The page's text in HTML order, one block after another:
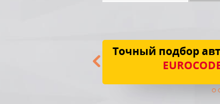
Точный подбор